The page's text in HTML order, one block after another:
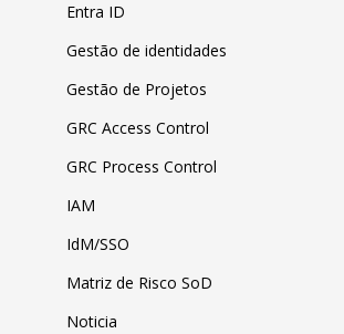
Entra ID
Gestão de identidades
Gestão de Projetos
GRC Access Control
GRC Process Control
IAM
IdM/SSO
Matriz de Risco SoD
Noticia